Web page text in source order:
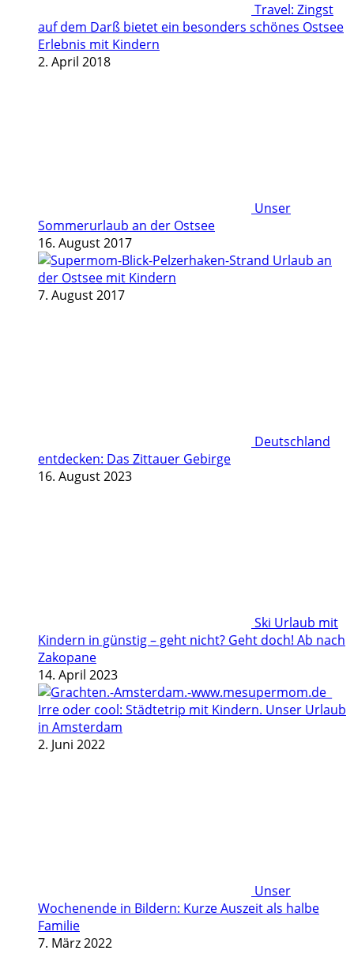
Travel: Zingst
auf dem Darß bietet ein besonders schönes Ostsee
Erlebnis mit Kindern
2. April 2018
Unser
Sommerurlaub an der Ostsee
16. August 2017
Urlaub an
der Ostsee mit Kindern
7. August 2017
Deutschland
entdecken: Das Zittauer Gebirge
16. August 2023
Ski Urlaub mit
Kindern in günstig – geht nicht? Geht doch! Ab nach
Zakopane
14. April 2023
Irre oder cool: Städtetrip mit Kindern. Unser Urlaub
in Amsterdam
2. Juni 2022
Unser
Wochenende in Bildern: Kurze Auszeit als halbe
Familie
7. März 2022